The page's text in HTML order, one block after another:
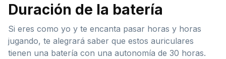
Duración de la batería
Si eres como yo y te encanta pasar horas y horas
jugando, te alegrará saber que estos auriculares
tienen una batería con una autonomía de 30 horas.